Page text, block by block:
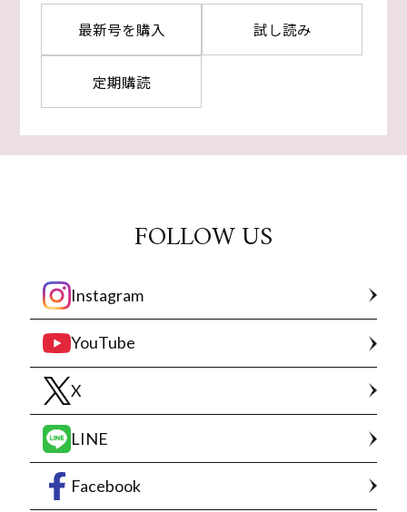
最新号を購入 試し読み
定期購読
FOLLOW US
Instagram
YouTube
X
LINE
Facebook